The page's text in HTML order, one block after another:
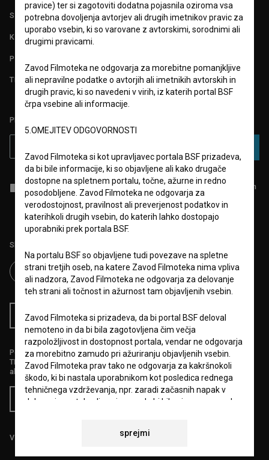
STATISTIKA
KONTAKT
POGOSTA VPRAŠANJA
TEST FUNKCIONALNOSTI
PRIJAVITE SE NA BSF NOVIČNIK:
Sprejemam splošne pogoje in dajem soglasjeza zbiranje, hrambo in
obdelavo osebnih podatkov.
Sledite nam na:
RSS novice RSS dogodki
Podprite nas z donacijo na
TRR: SI56 6100 0001 5706 684,
ali s kreditno kartico:
Doniraj
Vse cene vsebujejo DDV.
pravice) ter si zagotoviti dodatna pojasnila oziroma vsa
potrebna dovoljenja avtorjev ali drugih imetnikov pravic za
uporabo vsebin, ki so varovane z avtorskimi, sorodnimi ali
drugimi pravicami.
Zavod Filmoteka ne odgovarja za morebitne pomanjkljive
ali nepravilne podatke o avtorjih ali imetnikih avtorskih in
drugih pravic, ki so navedeni v virih, iz katerih portal BSF
črpa vsebine ali informacije.
5.OMEJITEV ODGOVORNOSTI
Zavod Filmoteka si kot upravljavec portala BSF prizadeva,
da bi bile informacije, ki so objavljene ali kako drugače
dostopne na spletnem portalu, točne, ažurne in redno
posodobljene. Zavod Filmoteka ne odgovarja za
verodostojnost, pravilnost ali preverjenost podatkov in
katerihkoli drugih vsebin, do katerih lahko dostopajo
uporabniki prek portala BSF.
Na portalu BSF so objavljene tudi povezave na spletne
strani tretjih oseb, na katere Zavod Filmoteka nima vpliva
ali nadzora, Zavod Filmoteka ne odgovarja za delovanje
teh strani ali točnost in ažurnost tam objavljenih vsebin.
Zavod Filmoteka si prizadeva, da bi portal BSF deloval
nemoteno in da bi bila zagotovljena čim večja
razpoložljivost in dostopnost portala, vendar ne odgovarja
za morebitno zamudo pri ažuriranju objavljenih vsebin.
Zavod Filmoteka prav tako ne odgovarja za kakršnokoli
škodo, ki bi nastala uporabnikom kot posledica rednega
tehničnega vzdrževanja, npr. zaradi začasnih napak v
delovanju portala ali v primeru, da bi bila njegova uporaba
sprejmi